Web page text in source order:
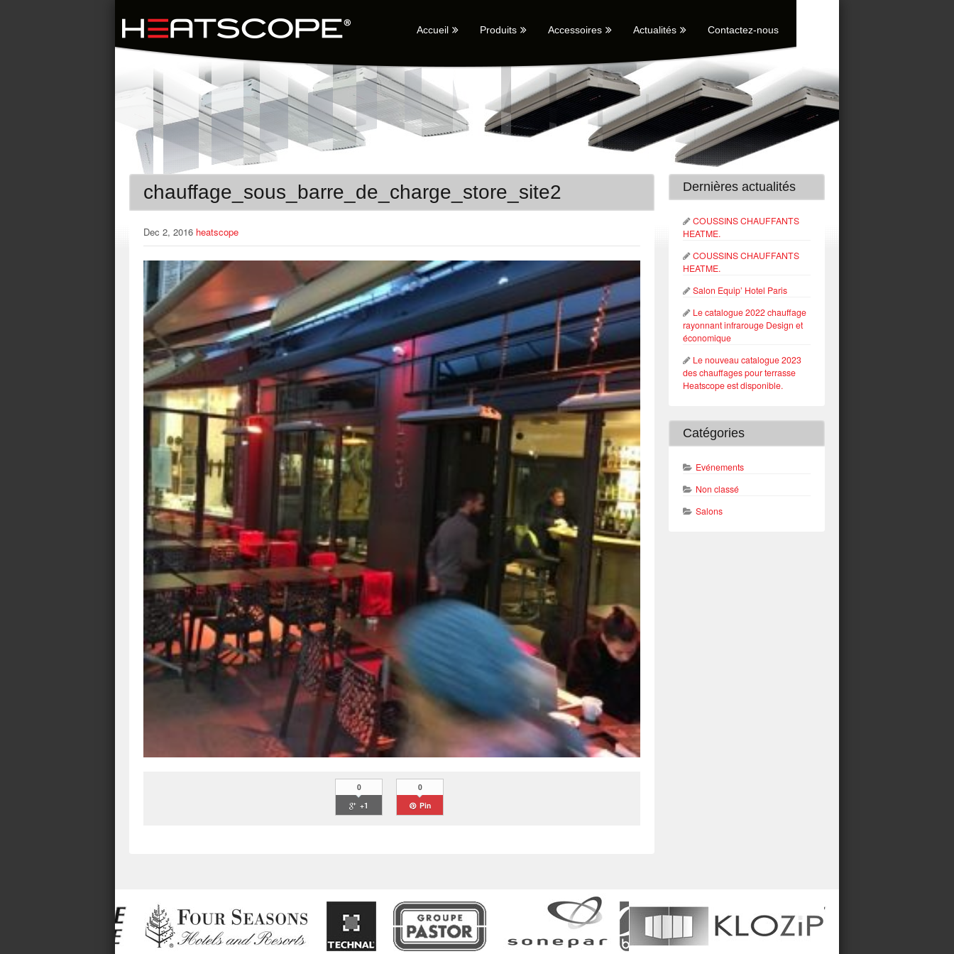
Accueil Produits Accessoires Actualités Contactez-nous
chauffage_sous_barre_de_charge_store_site2
Dec 2, 2016 heatscope
0
+1
0
Pin
Dernières actualités
COUSSINS CHAUFFANTS
HEATME.
COUSSINS CHAUFFANTS
HEATME.
Salon Equip’ Hotel Paris
Le catalogue 2022 chauffage
rayonnant infrarouge Design et
économique
Le nouveau catalogue 2023
des chauffages pour terrasse
Heatscope est disponible.
Catégories
Evénements
Non classé
Salons